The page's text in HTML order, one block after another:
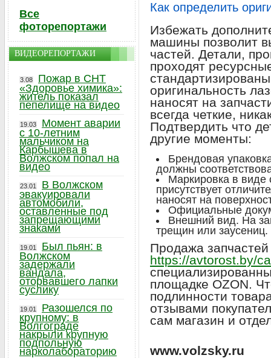
Как определить
Избежать
машины позволит
частей. Детали,
проходят
оригинальность
наносят на
всегда четкие,
Подтвердить что
другие моменты:
Брендовая
должны
Маркировка в виде
присутствует
наносят на
Официальные
Внешний вид. На
трещин или заусениц.
Продажа
https://avtorost.by/
площадке OZON.
подлинности
отзывами
сам магазин и
www.volzsky.ru
Все
фоторепортажи
ВИДЕОРЕПОРТАЖИ
3.08
Пожар в СНТ
«Здоровье химика»:
житель показал
пепелище на видео
19.03
Момент аварии
с 10-летним
мальчиком на
Карбышева в
Волжском попал на
видео
23.01
В Волжском
эвакуировали
автомобили,
оставленные под
запрещающими
знаками
19.01
Был пьян: в
Волжском
задержали
вандала,
оторвавшего лапки
суслику
19.01
Разошелся по
крупному: в
Волгограде
накрыли крупную
подпольную
нарколабораторию